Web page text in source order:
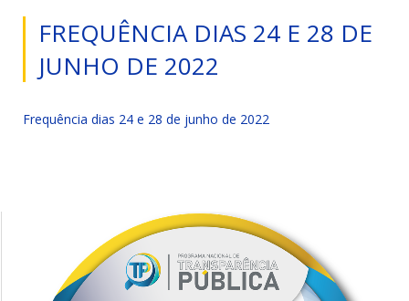
FREQUÊNCIA DIAS 24 E 28 DE
JUNHO DE 2022
Frequência dias 24 e 28 de junho de 2022